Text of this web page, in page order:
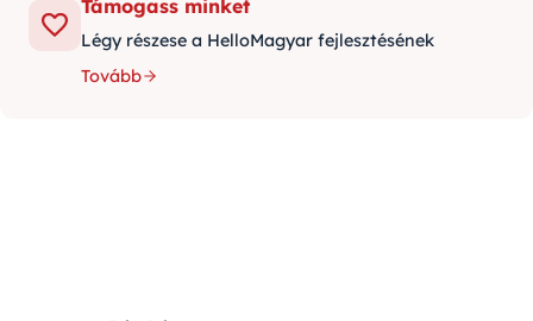
Támogass minket
Légy részese a HelloMagyar fejlesztésének
Tovább